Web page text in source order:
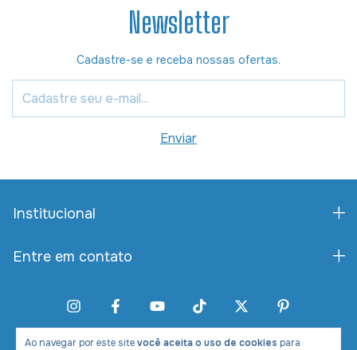
Ao navegar por este sitevocê aceita o uso de cookies para
Newsletter
Cadastre-se e receba nossas ofertas.
Institucional
Entre em contato